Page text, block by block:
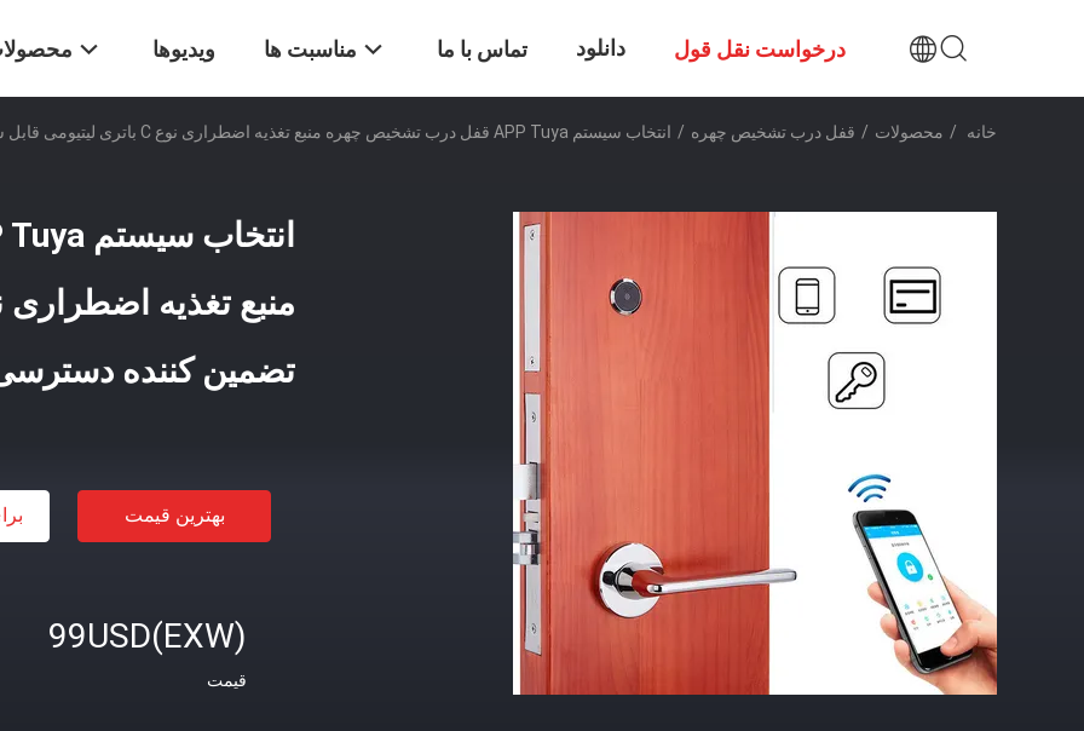
ویدیوها مناسبت ها تماس با ما دانلود درخواست نقل قول
خانه / محصولات / قفل درب تشخیص چهره / انتخاب سیستم APP Tuya قفل درب تشخیص چهره منبع تغذیه اضطراری نوع C باتری لیتیومی قابل شارژ تضمین کننده دسترسی درب
تضمین کننده
بهترین قیمت
99USD(EXW)
قیمت